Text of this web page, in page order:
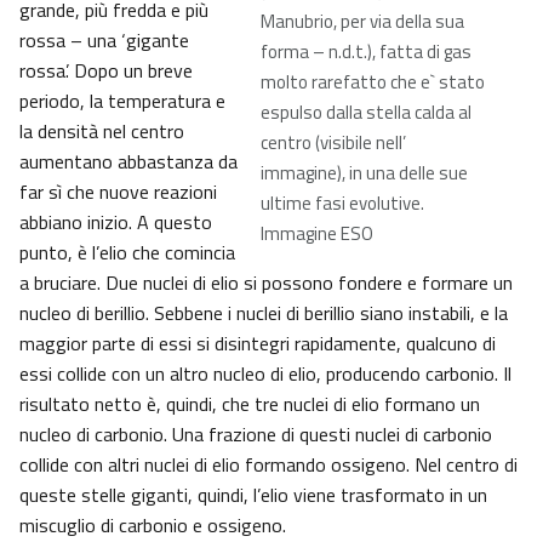
Manubrio, per via della sua
forma – n.d.t.), fatta di gas
molto rarefatto che e` stato
espulso dalla stella calda al
centro (visibile nell’
immagine), in una delle sue
ultime fasi evolutive.
Immagine ESO
grande, più fredda e più
rossa – una ‘gigante
rossa’. Dopo un breve
periodo, la temperatura e
la densità nel centro
aumentano abbastanza da
far sì che nuove reazioni
abbiano inizio. A questo
punto, è l’elio che comincia
a bruciare. Due nuclei di elio si possono fondere e formare un
nucleo di berillio. Sebbene i nuclei di berillio siano instabili, e la
maggior parte di essi si disintegri rapidamente, qualcuno di
essi collide con un altro nucleo di elio, producendo carbonio. Il
risultato netto è, quindi, che tre nuclei di elio formano un
nucleo di carbonio. Una frazione di questi nuclei di carbonio
collide con altri nuclei di elio formando ossigeno. Nel centro di
queste stelle giganti, quindi, l’elio viene trasformato in un
miscuglio di carbonio e ossigeno.